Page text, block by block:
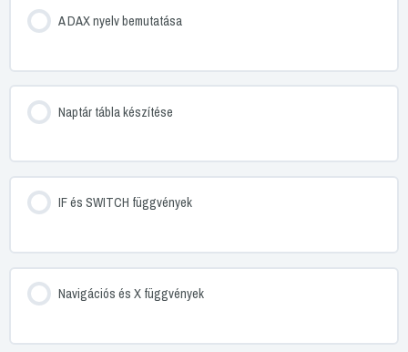
A DAX nyelv bemutatása
Naptár tábla készítése
IF és SWITCH függvények
Navigációs és X függvények